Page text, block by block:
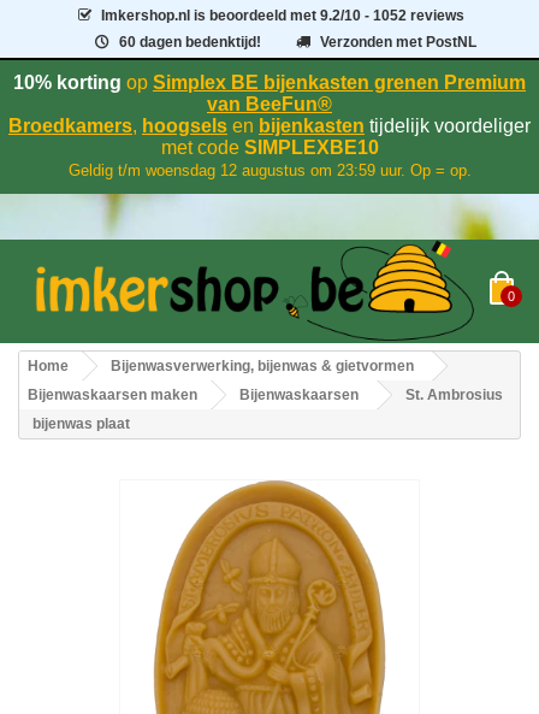
Imkershop.nl is beoordeeld met9.2/10 - 1052 reviews
60 dagen bedenktijd!
Verzonden met PostNL
10% korting op Simplex BE bijenkasten grenen Premium
van BeeFun®
Broedkamers, hoogsels en bijenkasten tijdelijk voordeliger
met codeSIMPLEXBE10
Geldig t/m woensdag 12 augustus om 23:59 uur. Op = op.
0
Home
Bijenwasverwerking, bijenwas & gietvormen
Bijenwaskaarsen maken
Bijenwaskaarsen
St. Ambrosius
bijenwas plaat